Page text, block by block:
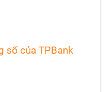
số của TPBank